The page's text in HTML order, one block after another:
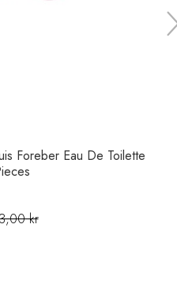
Foreber Eau De Toilette
kr